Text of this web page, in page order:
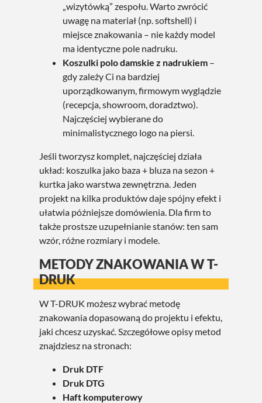
„wizytówką” zespołu. Warto zwrócić
uwagę na materiał (np. softshell) i
miejsce znakowania – nie każdy model
ma identyczne pole nadruku.
Koszulki polo damskie z nadrukiem –
gdy zależy Ci na bardziej
uporządkowanym, firmowym wyglądzie
(recepcja, showroom, doradztwo).
Najczęściej wybierane do
minimalistycznego logo na piersi.
Jeśli tworzysz komplet, najczęściej działa
układ: koszulka jako baza + bluza na sezon +
kurtka jako warstwa zewnętrzna. Jeden
projekt na kilka produktów daje spójny efekt i
ułatwia późniejsze domówienia. Dla firm to
także prostsze uzupełnianie stanów: ten sam
wzór, różne rozmiary i modele.
METODY ZNAKOWANIA W T-
DRUK
W T-DRUK możesz wybrać metodę
znakowania dopasowaną do projektu i efektu,
jaki chcesz uzyskać. Szczegółowe opisy metod
znajdziesz na stronach:
Druk DTF
Druk DTG
Haft komputerowy